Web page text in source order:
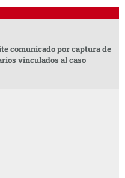
comunicado por captura de
vinculados al caso